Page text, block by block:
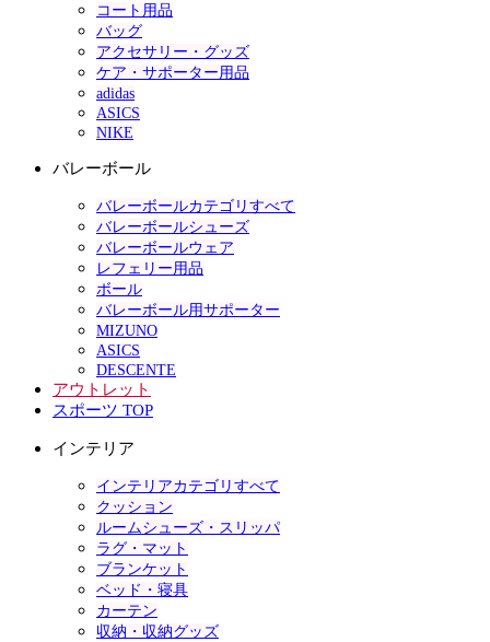
コート用品
バッグ
アクセサリー・グッズ
ケア・サポーター用品
adidas
ASICS
NIKE
バレーボール
バレーボールカテゴリすべて
バレーボールシューズ
バレーボールウェア
レフェリー用品
ボール
バレーボール用サポーター
MIZUNO
ASICS
DESCENTE
アウトレット
スポーツ TOP
インテリア
インテリアカテゴリすべて
クッション
ルームシューズ・スリッパ
ラグ・マット
ブランケット
ベッド・寝具
カーテン
収納・収納グッズ